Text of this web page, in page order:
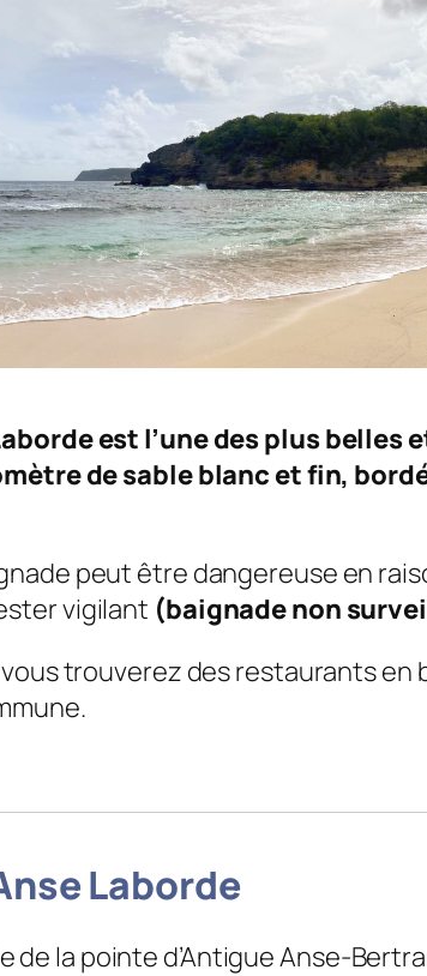
est l’une des plus belles
de sable blanc et fin,
peut être dangereuse en
vigilant (baignade non
trouverez des restaurants en
Laborde
de la pointe d’Antigue Anse-